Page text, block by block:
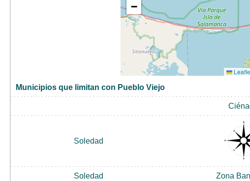
−
Municipios que limitan con Pueblo Viejo
Soledad
Soledad Zona